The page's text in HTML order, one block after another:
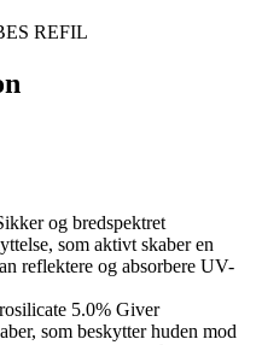
REFIL
og bredspektret
som aktivt skaber en
reflektere og absorbere UV-
5.0% Giver
som beskytter huden mod